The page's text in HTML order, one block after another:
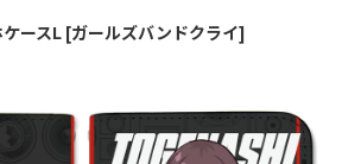
ースL [ガールズバンドクライ]